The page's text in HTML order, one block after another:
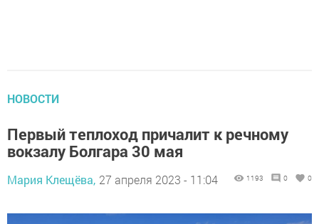
НОВОСТИ
Первый теплоход причалит к речному
вокзалу Болгара 30 мая
Мария Клещёва, 27 апреля 2023 - 11:04 1193 0 0